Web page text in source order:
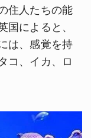
住人たちの能
国によると、
は、感覚を持
コ、イカ、ロ